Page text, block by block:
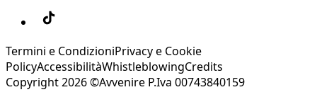
Termini e CondizioniPrivacy e Cookie
PolicyAccessibilitàWhistleblowingCredits
Copyright 2026 ©Avvenire P.Iva 00743840159